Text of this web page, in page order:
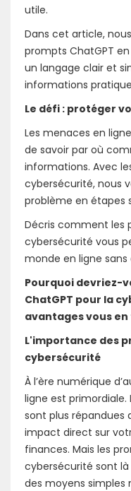
utile.
Dans cet article,
prompts ChatGPT
un langage clair et
informations
Le défi : protéger
Les menaces en
de savoir par où
informations. Avec
cybersécurité, nous
problème en étapes
Décris comment les
cybersécurité vous
monde en ligne
Pourquoi devriez-
ChatGPT pour la
avantages vous
L'importance des
cybersécurité
À l’ère numérique
ligne est
sont plus répandues
impact direct sur
finances. Mais les
cybersécurité sont
des moyens